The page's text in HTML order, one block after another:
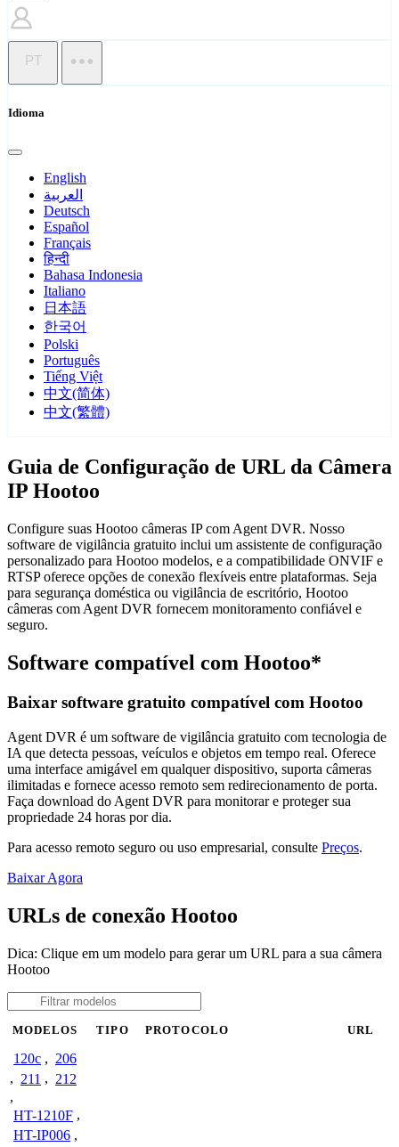
PT
Idioma
English
العربية
Deutsch
Español
Français
हिन्दी
Bahasa Indonesia
Italiano
日本語
한국어
Polski
Português
Tiếng Việt
中文(简体)
中文(繁體)
Guia de Configuração de URL da Câmera
IP Hootoo
Configure suas Hootoo câmeras IP com Agent DVR. Nosso
software de vigilância gratuito inclui um assistente de configuração
personalizado para Hootoo modelos, e a compatibilidade ONVIF e
RTSP oferece opções de conexão flexíveis entre plataformas. Seja
para segurança doméstica ou vigilância de escritório, Hootoo
câmeras com Agent DVR fornecem monitoramento confiável e
seguro.
Software compatível com Hootoo*
Baixar software gratuito compatível com Hootoo
Agent DVR é um software de vigilância gratuito com tecnologia de
IA que detecta pessoas, veículos e objetos em tempo real. Oferece
uma interface amigável em qualquer dispositivo, suporta câmeras
ilimitadas e fornece acesso remoto sem redirecionamento de porta.
Faça download do Agent DVR para monitorar e proteger sua
propriedade 24 horas por dia.
Para acesso remoto seguro ou uso empresarial, consulte Preços.
Baixar Agora
URLs de conexão Hootoo
Dica: Clique em um modelo para gerar um URL para a sua câmera
Hootoo
MODELOS TIPO PROTOCOLO URL
120c , 206
, 211 , 212
,
HT-1210F ,
HT-IP006 ,